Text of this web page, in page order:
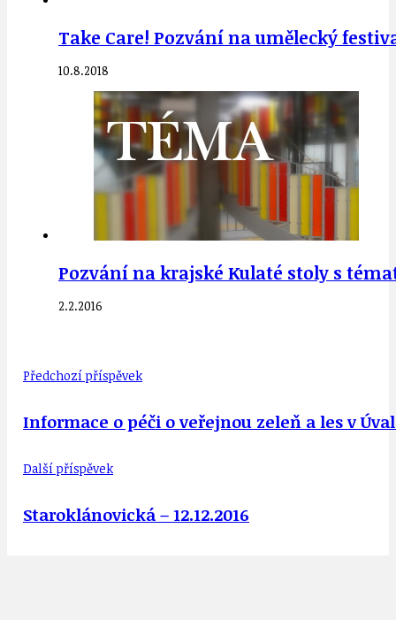
Take Care! Pozvání na umělecký
10.8.2018
Pozvání na krajské Kulaté stoly s
2.2.2016
Předchozí příspěvek
Informace o péči o veřejnou zeleň a les v
Další příspěvek
Staroklánovická – 12.12.2016